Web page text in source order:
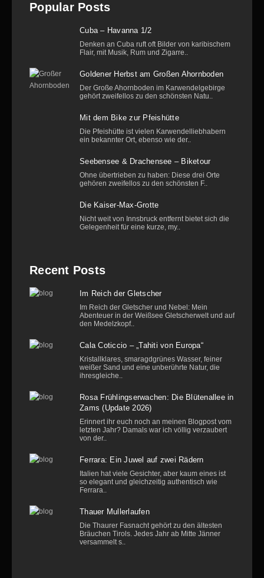
Popular Posts
Cuba – Havanna 1/2
Denken an Cuba ruft oft Bilder von karibischem
Flair, mit Musik, Rum und Zigarre..
Goldener Herbst am Großen Ahornboden
Der Große Ahornboden im Karwendelgebirge
gehört zweifellos zu den schönsten Natu..
Mit dem Bike zur Pfeishütte
Die Pfeishütte ist vielen Karwendelliebhabern
ein bekannter Ort, ebenso wie der..
Seebensee & Drachensee – Biketour
Ohne übertrieben zu haben: Diese drei Orte
gehören zweifellos zu den schönsten F..
Die Kaiser-Max-Grotte
Nicht weit von Innsbruck entfernt bietet sich die
Gelegenheit für eine kurze, my..
Recent Posts
Im Reich der Gletscher
Im Reich der Gletscher und Nebel: Mein
Abenteuer in der Weißsee Gletscherwelt und auf
den Medelzkopf..
Cala Coticcio – „Tahiti von Europa“
Kristallklares, smaragdgrünes Wasser, feiner
weißer Sand und eine unberührte Natur, die
ihresgleiche..
Rosa Frühlingserwachen: Die Blütenallee in
Zams (Update 2026)
Erinnert ihr euch noch an meinen Blogpost vom
letzten Jahr? Damals war ich völlig verzaubert
von der..
Ferrara: Ein Juwel auf zwei Rädern
Italien hat viele Gesichter, aber kaum eines ist
so elegant und gleichzeitig authentisch wie
Ferrara..
Thauer Mullerlaufen
Die Thaurer Fasnacht gehört zu den ältesten
Bräuchen Tirols. Jedes Jahr ab Mitte Jänner
versammelt s..